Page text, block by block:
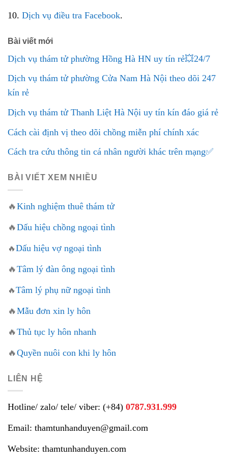
10. Dịch vụ điều tra Facebook.
Bài viết mới
Dịch vụ thám tử phường Hồng Hà HN uy tín rẻ💥24/7
Dịch vụ thám tử phường Cửa Nam Hà Nội theo dõi 247
kín rẻ
Dịch vụ thám tử Thanh Liệt Hà Nội uy tín kín đáo giá rẻ
Cách cài định vị theo dõi chồng miễn phí chính xác
Cách tra cứu thông tin cá nhân người khác trên mạng✅
BÀI VIẾT XEM NHIỀU
🔥Kinh nghiệm thuê thám tử
🔥Dấu hiệu chồng ngoại tình
🔥Dấu hiệu vợ ngoại tình
🔥Tâm lý đàn ông ngoại tình
🔥Tâm lý phụ nữ ngoại tình
🔥Mẫu đơn xin ly hôn
🔥Thủ tục ly hôn nhanh
🔥Quyền nuôi con khi ly hôn
LIÊN HỆ
Hotline/ zalo/ tele/ viber: (+84) 0787.931.999
Email: thamtunhanduyen@gmail.com
Website: thamtunhanduyen.com